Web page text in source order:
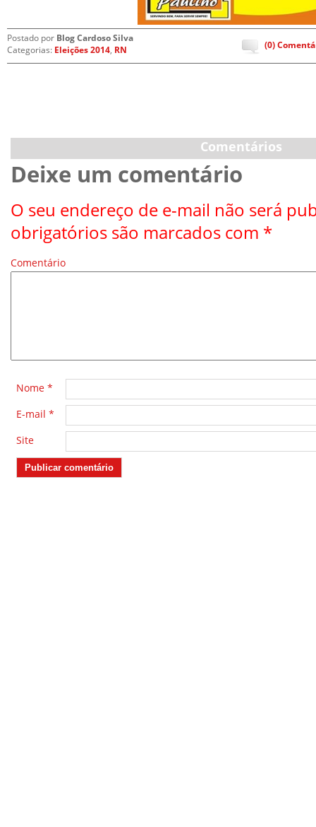
Postado por Blog Cardoso Silva
Categorias: Eleições 2014, RN (0)
Comentários
Deixe um comentário
O seu endereço de e-mail não será
obrigatórios são marcados com *
Comentário
Nome *
E-mail *
Site